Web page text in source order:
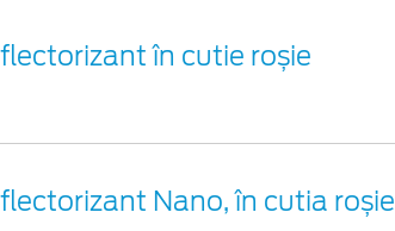
în cutie roșie
Nano, în cutia roșie